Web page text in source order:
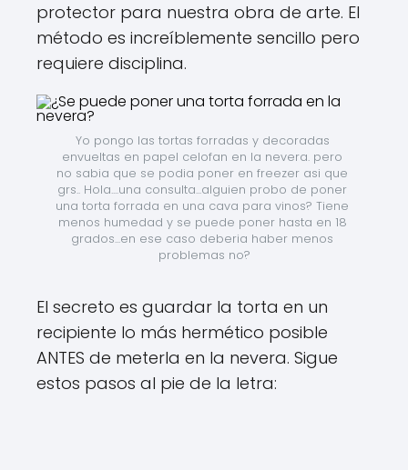
protector para nuestra obra de arte. El
método es increíblemente sencillo pero
requiere disciplina.
Yo pongo las tortas forradas y decoradas
envueltas en papel celofan en la nevera. pero
no sabia que se podia poner en freezer asi que
grs.. Hola....una consulta...alguien probo de poner
una torta forrada en una cava para vinos? Tiene
menos humedad y se puede poner hasta en 18
grados...en ese caso deberia haber menos
problemas no?
El secreto es guardar la torta en un
recipiente lo más hermético posible
ANTES de meterla en la nevera. Sigue
estos pasos al pie de la letra: